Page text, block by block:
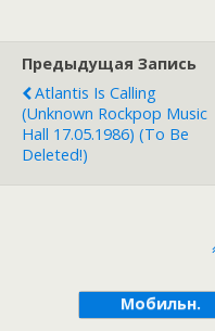
Предыдущая Запись
Atlantis Is Calling
(Unknown Rockpop Music
Hall 17.05.1986) (To Be
Deleted!)
Мобильн.